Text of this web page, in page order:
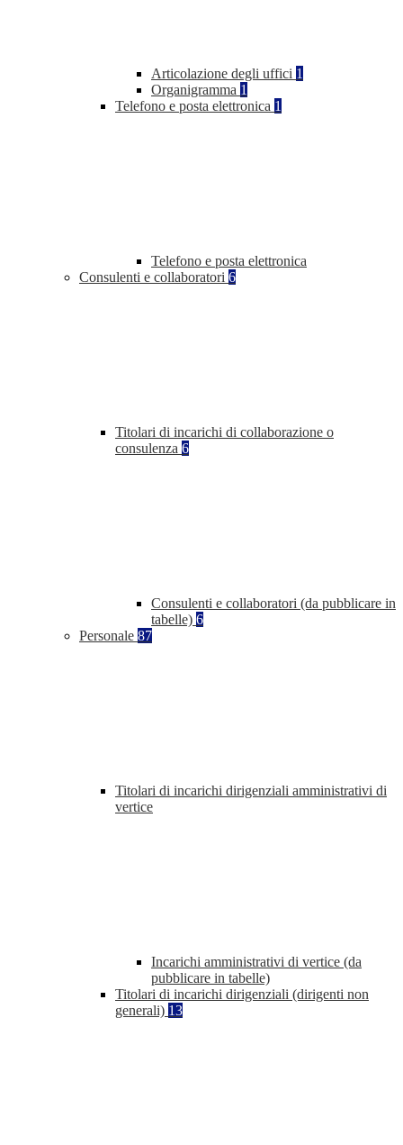
Articolazione degli uffici 1
Organigramma 1
Telefono e posta elettronica 1
Telefono e posta elettronica
Consulenti e collaboratori 6
Titolari di incarichi di collaborazione o
consulenza 6
Consulenti e collaboratori (da pubblicare in
tabelle) 6
Personale 87
Titolari di incarichi dirigenziali amministrativi di
vertice
Incarichi amministrativi di vertice (da
pubblicare in tabelle)
Titolari di incarichi dirigenziali (dirigenti non
generali) 13